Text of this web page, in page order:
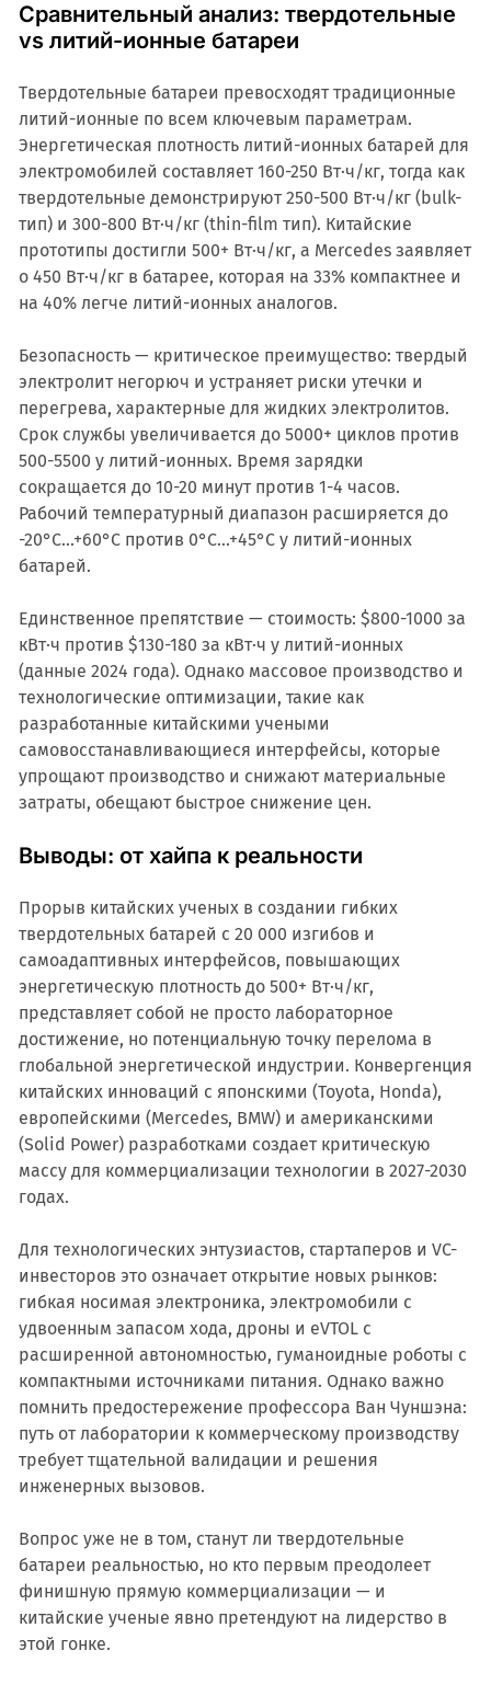
Сравнительный анализ: твердотельные
vs литий-ионные батареи
Твердотельные батареи превосходят традиционные
литий-ионные по всем ключевым параметрам.
Энергетическая плотность литий-ионных батарей для
электромобилей составляет 160-250 Вт·ч/кг, тогда как
твердотельные демонстрируют 250-500 Вт·ч/кг (bulk-
тип) и 300-800 Вт·ч/кг (thin-film тип). Китайские
прототипы достигли 500+ Вт·ч/кг, а Mercedes заявляет
о 450 Вт·ч/кг в батарее, которая на 33% компактнее и
на 40% легче литий-ионных аналогов.
Безопасность — критическое преимущество: твердый
электролит негорюч и устраняет риски утечки и
перегрева, характерные для жидких электролитов.
Срок службы увеличивается до 5000+ циклов против
500-5500 у литий-ионных. Время зарядки
сокращается до 10-20 минут против 1-4 часов.
Рабочий температурный диапазон расширяется до
-20°C...+60°C против 0°C...+45°C у литий-ионных
батарей.
Единственное препятствие — стоимость: $800-1000 за
кВт·ч против $130-180 за кВт·ч у литий-ионных
(данные 2024 года). Однако массовое производство и
технологические оптимизации, такие как
разработанные китайскими учеными
самовосстанавливающиеся интерфейсы, которые
упрощают производство и снижают материальные
затраты, обещают быстрое снижение цен.
Выводы: от хайпа к реальности
Прорыв китайских ученых в создании гибких
твердотельных батарей с 20 000 изгибов и
самоадаптивных интерфейсов, повышающих
энергетическую плотность до 500+ Вт·ч/кг,
представляет собой не просто лабораторное
достижение, но потенциальную точку перелома в
глобальной энергетической индустрии. Конвергенция
китайских инноваций с японскими (Toyota, Honda),
европейскими (Mercedes, BMW) и американскими
(Solid Power) разработками создает критическую
массу для коммерциализации технологии в 2027-2030
годах.
Для технологических энтузиастов, стартаперов и VC-
инвесторов это означает открытие новых рынков:
гибкая носимая электроника, электромобили с
удвоенным запасом хода, дроны и eVTOL с
расширенной автономностью, гуманоидные роботы с
компактными источниками питания. Однако важно
помнить предостережение профессора Ван Чуншэна:
путь от лаборатории к коммерческому производству
требует тщательной валидации и решения
инженерных вызовов.
Вопрос уже не в том, станут ли твердотельные
батареи реальностью, но кто первым преодолеет
финишную прямую коммерциализации — и
китайские ученые явно претендуют на лидерство в
этой гонке.